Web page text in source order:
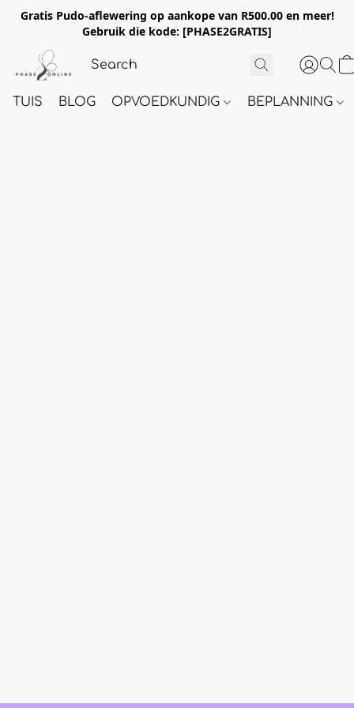
Gratis Pudo-aflewering op aankope van R500.00 en meer!
Gebruik die kode: [PHASE2GRATIS]
TUIS BLOG OPVOEDKUNDIG BEPLANNING